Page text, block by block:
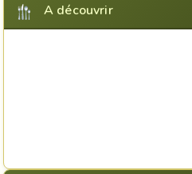
A découvrir